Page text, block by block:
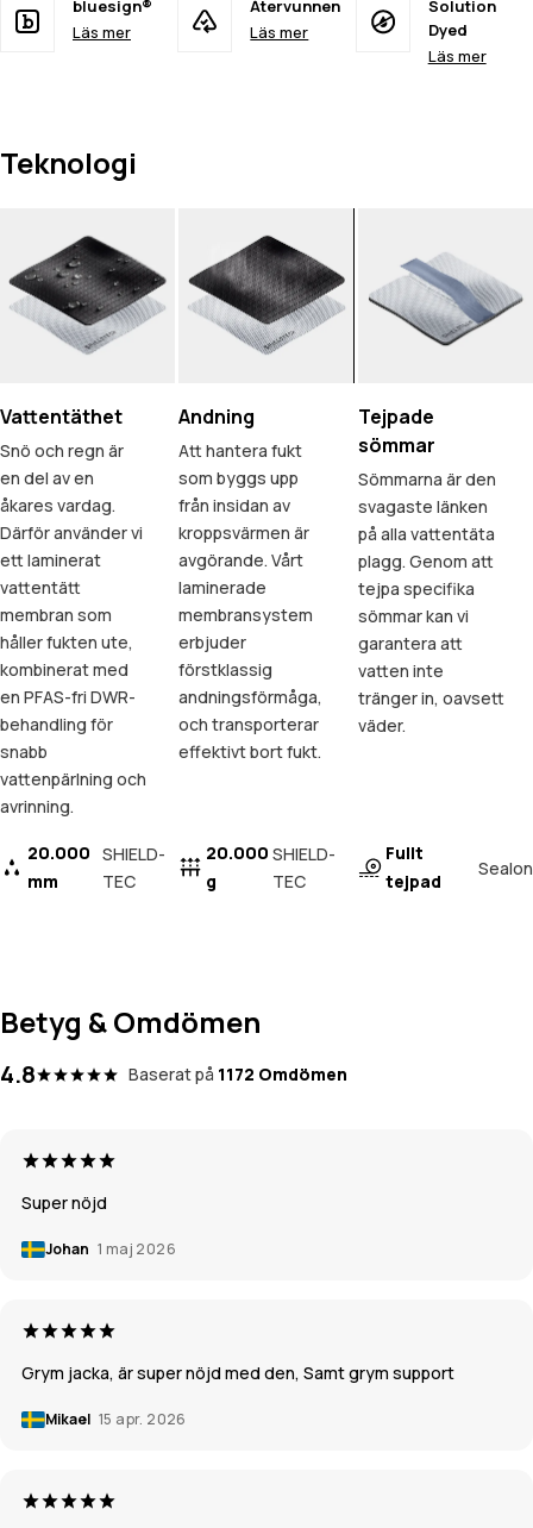
bluesign®
Läs mer
Återvunnen
Läs mer
Solution
Dyed
Läs mer
Teknologi
Vattentäthet
Snö och regn är
en del av en
åkares vardag.
Därför använder vi
ett laminerat
vattentätt
membran som
håller fukten ute,
kombinerat med
en PFAS-fri DWR-
behandling för
snabb
vattenpärlning och
avrinning.
20.000
mm
SHIELD-
TEC
Andning
Att hantera fukt
som byggs upp
från insidan av
kroppsvärmen är
avgörande. Vårt
laminerade
membransystem
erbjuder
förstklassig
andningsförmåga,
och transporterar
effektivt bort fukt.
20.000
g
SHIELD-
TEC
Tejpade
sömmar
Sömmarna är den
svagaste länken
på alla vattentäta
plagg. Genom att
tejpa specifika
sömmar kan vi
garantera att
vatten inte
tränger in, oavsett
väder.
Fullt
tejpad
Sealon
Betyg & Omdömen
4.8 Baserat på 1172 Omdömen
Super nöjd
Johan 1 maj 2026
Grym jacka, är super nöjd med den, Samt grym support
Mikael 15 apr. 2026